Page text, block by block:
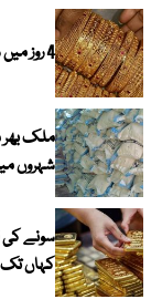
4 روز میں سونے کی قیمت میں بڑا اضافہ
ملک بھر
شہروں میں 20 کلو تھیلا 100
سونے کی
کہاں تک